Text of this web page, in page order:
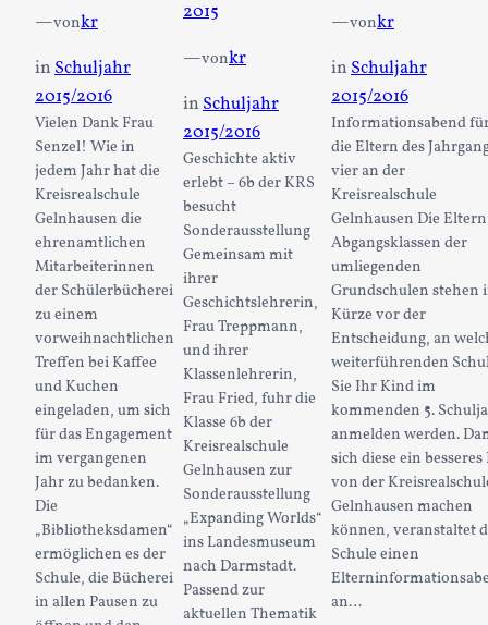
—vonkr
inSchuljahr
2015/2016
Vielen Dank Frau
Senzel! Wie in
jedem Jahr hat die
Kreisrealschule
Gelnhausen die
ehrenamtlichen
Mitarbeiterinnen
der Schülerbücherei
zu einem
vorweihnachtlichen
Treffen bei Kaffee
und Kuchen
eingeladen, um sich
für das Engagement
im vergangenen
Jahr zu bedanken.
Die
„Bibliotheksdamen“
ermöglichen es der
Schule, die Bücherei
in allen Pausen zu
2015
—vonkr
inSchuljahr
2015/2016
Geschichte aktiv
erlebt – 6b der KRS
besucht
Sonderausstellung
Gemeinsam mit
ihrer
Geschichtslehrerin,
Frau Treppmann,
und ihrer
Klassenlehrerin,
Frau Fried, fuhr die
Klasse 6b der
Kreisrealschule
Gelnhausen zur
Sonderausstellung
„Expanding Worlds“
ins Landesmuseum
nach Darmstadt.
Passend zur
aktuellen Thematik
—vonkr
inSchuljahr
2015/2016
Informationsabend
die Eltern des
vier an der
Kreisrealschule
Gelnhausen Die
Abgangsklassen der
umliegenden
Grundschulen stehen
Kürze vor der
Entscheidung, an
weiterführenden
Sie Ihr Kind im
kommenden 5.
anmelden werden.
sich diese ein
von der
Gelnhausen machen
können, veranstaltet
Schule einen
an…